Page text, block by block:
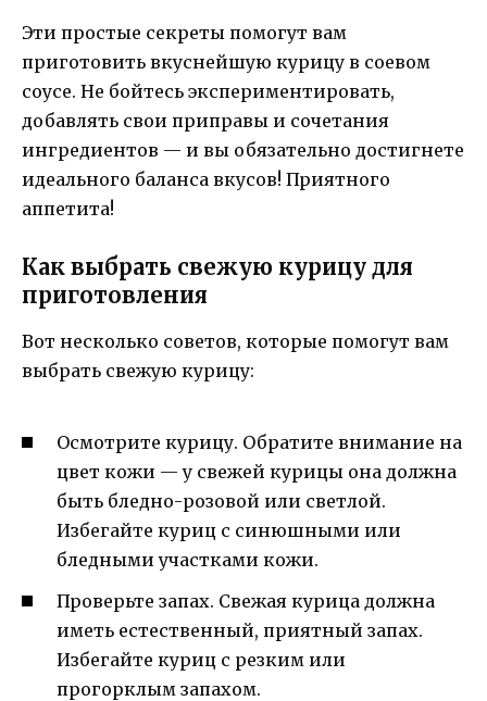
Эти простые секреты помогут вам
приготовить вкуснейшую курицу в соевом
соусе. Не бойтесь экспериментировать,
добавлять свои приправы и сочетания
ингредиентов — и вы обязательно достигнете
идеального баланса вкусов! Приятного
аппетита!
Как выбрать свежую курицу для
приготовления
Вот несколько советов, которые помогут вам
выбрать свежую курицу:
Осмотрите курицу. Обратите внимание на
цвет кожи — у свежей курицы она должна
быть бледно-розовой или светлой.
Избегайте куриц с синюшными или
бледными участками кожи.
Проверьте запах. Свежая курица должна
иметь естественный, приятный запах.
Избегайте куриц с резким или
прогорклым запахом.